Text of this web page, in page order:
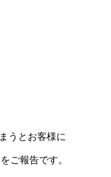
うとお客様に
ご報告です。